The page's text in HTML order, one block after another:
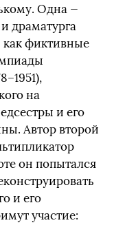
Одна —
драматурга
фиктивные
на
и его
Автор второй
он попытался
и его
участие: